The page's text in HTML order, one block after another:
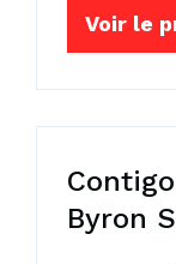
Voir le
Byron